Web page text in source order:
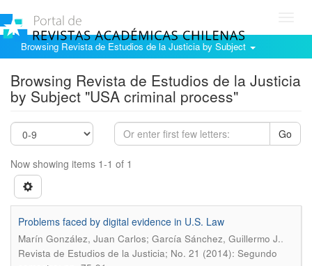
Browsing Revista de Estudios de la Justicia by Subject
Browsing Revista de Estudios de la Justicia
by Subject "USA criminal process"
Go
Now showing items 1-1 of 1
Problems faced by digital evidence in U.S. Law
Marín González, Juan Carlos; García Sánchez, Guillermo J..
Revista de Estudios de la Justicia; No. 21 (2014): Segundo